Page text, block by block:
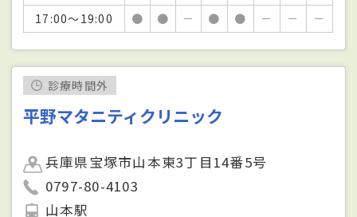
17:00～19:00
● ● － ● ● － － －
診療時間外
平野マタニティクリニック
兵庫県宝塚市山本東3丁目14番5号
0797-80-4103
山本駅